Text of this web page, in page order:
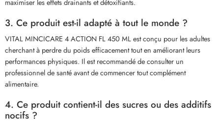
maximiser les effets drainants et détoxifiants.
3. Ce produit est-il adapté à tout le monde ?
VITAL MINCICARE 4 ACTION FL 450 ML est conçu pour les adultes
cherchant à perdre du poids efficacement tout en améliorant leurs
performances physiques. Il est recommandé de consulter un
professionnel de santé avant de commencer tout complément
alimentaire.
4. Ce produit contient-il des sucres ou des additifs
nocifs ?